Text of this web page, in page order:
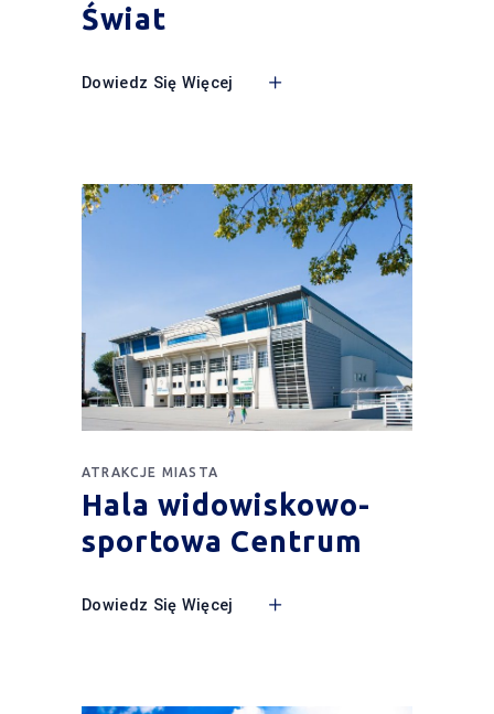
Świat
Dowiedz Się Więcej
ATRAKCJE MIASTA
Hala widowiskowo-
sportowa Centrum
Dowiedz Się Więcej